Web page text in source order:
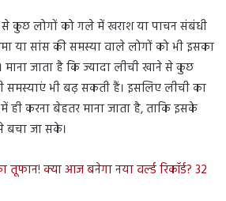
से कुछ लोगों को गले में खराश या पाचन संबंधी
या सांस की समस्या वाले लोगों को भी इसका
माना जाता है कि ज्यादा लीची खाने से कुछ
समस्याएं भी बढ़ सकती हैं। इसलिए लीची का
ही करना बेहतर माना जाता है, ताकि इसके
जा सके।
तूफान! क्या आज बनेगा नया वर्ल्ड रिकॉर्ड? 32